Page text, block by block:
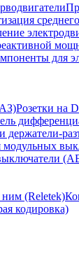
для
Розетки на
держатели-
модульных
ним (Reletek)
кодировка)